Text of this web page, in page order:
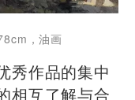
，油画
秀作品的集中
相互了解与合